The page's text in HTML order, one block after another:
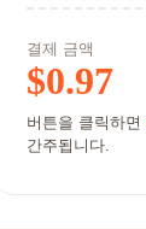
결제 금액
$0.97
버튼을 클릭하면
간주됩니다.